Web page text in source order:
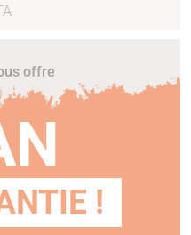
offre
!